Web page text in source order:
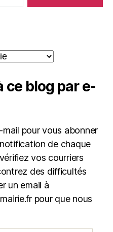
ce blog par e-
pour vous abonner
de chaque
vos courriers
des difficultés
un email à
pour que nous